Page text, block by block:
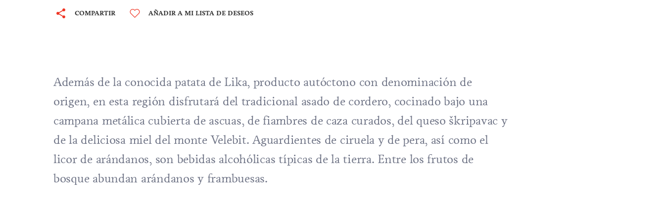
COMPARTIR AÑADIR A MI LISTA DE DESEOS
Además de la conocida patata de Lika, producto autóctono con denominación de
origen, en esta región disfrutará del tradicional asado de cordero, cocinado bajo una
campana metálica cubierta de ascuas, de fiambres de caza curados, del queso škripavac y
de la deliciosa miel del monte Velebit. Aguardientes de ciruela y de pera, así como el
licor de arándanos, son bebidas alcohólicas típicas de la tierra. Entre los frutos de
bosque abundan arándanos y frambuesas.